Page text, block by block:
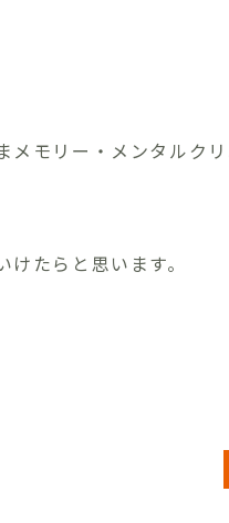
モリー・メンタルクリ
たらと思います。